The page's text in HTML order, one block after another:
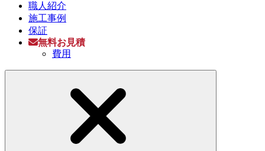
職人紹介
施工事例
保証
無料お見積
費用